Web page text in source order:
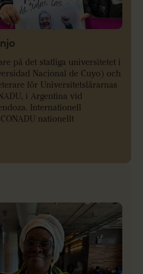
på det statliga universitetet i
Nacional de Cuyo) och
för Universitetslärarnas
i Argentina vid
Internationell
nationellt